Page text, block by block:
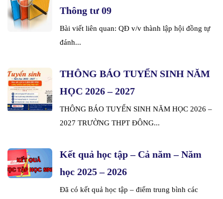
Thông tư 09
Bài viết liên quan: QĐ v/v thành lập hội đồng tự
đánh...
THÔNG BÁO TUYỂN SINH NĂM
HỌC 2026 – 2027
THÔNG BÁO TUYỂN SINH NĂM HỌC 2026 –
2027 TRƯỜNG THPT ĐÔNG...
Kết quả học tập – Cả năm – Năm
học 2025 – 2026
Đã có kết quả học tập – điểm trung bình các